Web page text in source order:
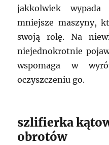
jakkolwiek
mniejsze maszyny,
swoją rolę. Na
niejednokrotnie
wspomaga w
oczyszczeniu go.
szlifierka
obrotów